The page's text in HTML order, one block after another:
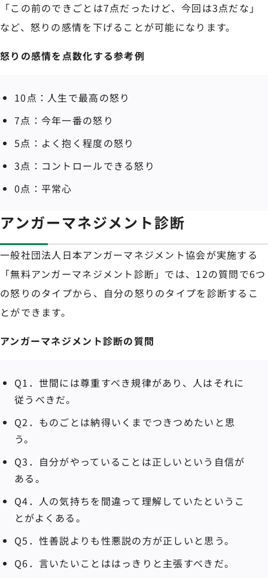
「この前のできごとは7点だったけど、今回は3点だな」
など、怒りの感情を下げることが可能になります。
怒りの感情を点数化する参考例
10点：人生で最高の怒り
7点：今年一番の怒り
5点：よく抱く程度の怒り
3点：コントロールできる怒り
0点：平常心
アンガーマネジメント診断
一般社団法人日本アンガーマネジメント協会が実施する
「無料アンガーマネジメント診断」では、12の質問で6つ
の怒りのタイプから、自分の怒りのタイプを診断するこ
とができます。
アンガーマネジメント診断の質問
Q1．世間には尊重すべき規律があり、人はそれに
従うべきだ。
Q2．ものごとは納得いくまでつきつめたいと思
う。
Q3．自分がやっていることは正しいという自信が
ある。
Q4．人の気持ちを間違って理解していたというこ
とがよくある。
Q5．性善説よりも性悪説の方が正しいと思う。
Q6．言いたいことははっきりと主張すべきだ。